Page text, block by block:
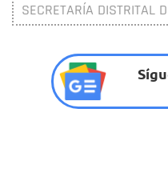
SECRETARÍA DISTRITAL